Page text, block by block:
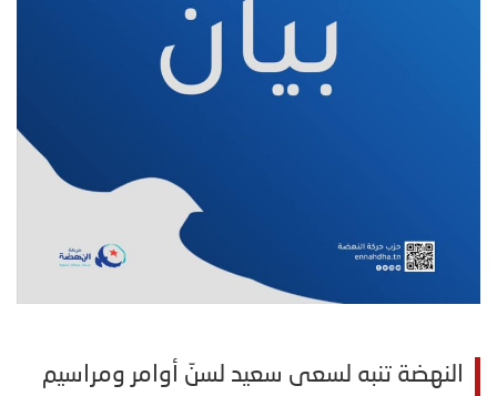
النهضة تنبه لسعى سعيد لسنّ أوامر ومراسيم